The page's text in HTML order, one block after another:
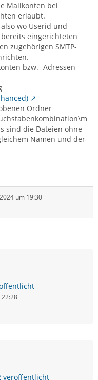
Mailkonten bei
erlaubt.
wo Userid und
eingerichteten
zugehörigen SMTP-
bzw. -Adressen
Ordner
sind die Dateien ohne
Namen und der
um 19:30
veröffentlicht